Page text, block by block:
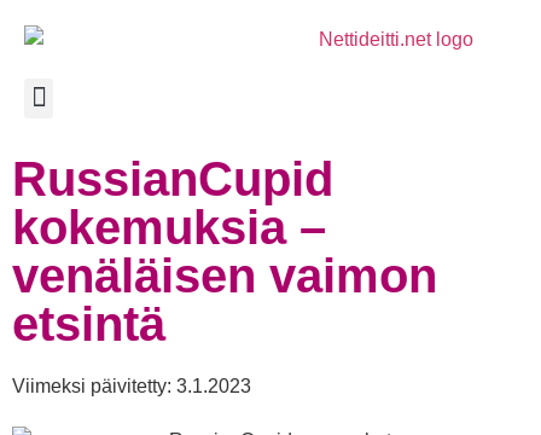
RussianCupid
kokemuksia –
venäläisen vaimon
etsintä
Viimeksi päivitetty: 3.1.2023